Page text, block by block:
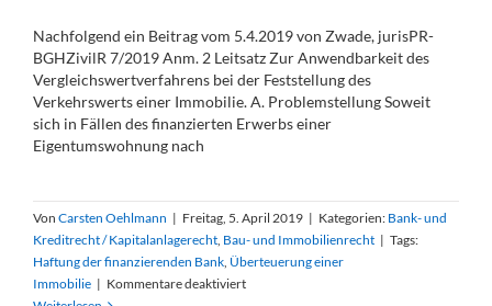
Nachfolgend ein Beitrag vom 5.4.2019 von Zwade, jurisPR-
BGHZivilR 7/2019 Anm. 2 Leitsatz Zur Anwendbarkeit des
Vergleichswertverfahrens bei der Feststellung des
Verkehrswerts einer Immobilie. A. Problemstellung Soweit
sich in Fällen des finanzierten Erwerbs einer
Eigentumswohnung nach
Von Carsten Oehlmann | Freitag, 5. April 2019 | Kategorien: Bank- und
Kreditrecht / Kapitalanlagerecht Bau- und Immobilienrecht | Tags:
Haftung der finanzierenden Bank Überteuerung einer
Immobilie | Kommentare deaktiviertfür